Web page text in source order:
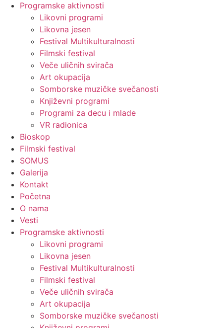
Programske aktivnosti
Likovni programi
Likovna jesen
Festival Multikulturalnosti
Filmski festival
Veče uličnih svirača
Art okupacija
Somborske muzičke svečanosti
Književni programi
Programi za decu i mlade
VR radionica
Bioskop
Filmski festival
SOMUS
Galerija
Kontakt
Početna
O nama
Vesti
Programske aktivnosti
Likovni programi
Likovna jesen
Festival Multikulturalnosti
Filmski festival
Veče uličnih svirača
Art okupacija
Somborske muzičke svečanosti